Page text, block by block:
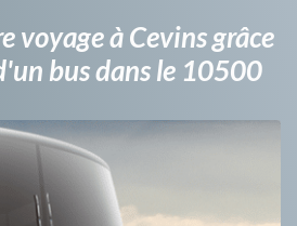
voyage à Cevins grâce
bus dans le 10500